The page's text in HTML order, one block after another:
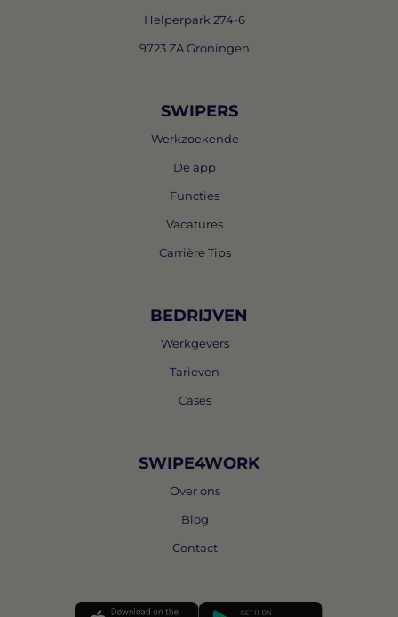
Helperpark 274-6
9723 ZA Groningen
SWIPERS
Werkzoekende
De app
Functies
Vacatures
Carrière Tips
BEDRIJVEN
Werkgevers
Tarieven
Cases
SWIPE4WORK
Over ons
Blog
Contact